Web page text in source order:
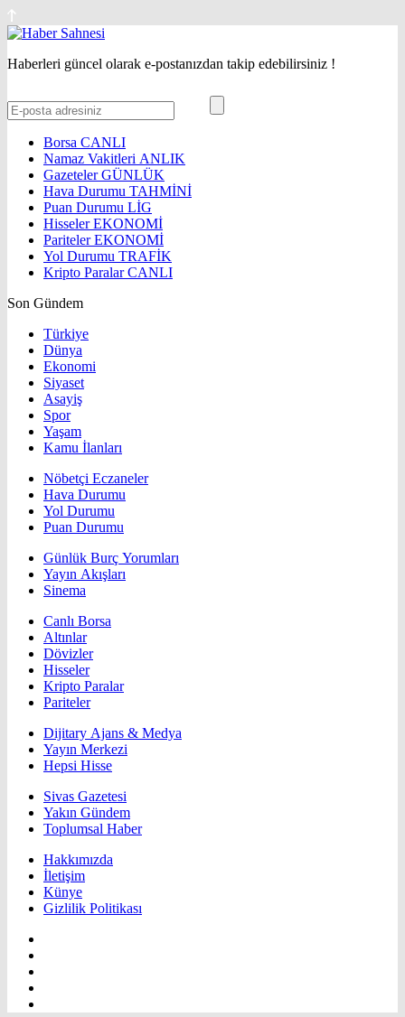
Haberleri güncel olarak e-postanızdan takip edebilirsiniz !
Borsa CANLI
Namaz Vakitleri ANLIK
GazetelerGÜNLÜK
Hava Durumu TAHMİNİ
Puan Durumu LİG
HisselerEKONOMİ
ParitelerEKONOMİ
Yol Durumu TRAFİK
Kripto ParalarCANLI
Son Gündem
Türkiye
Dünya
Ekonomi
Siyaset
Asayiş
Spor
Yaşam
Kamu İlanları
Nöbetçi Eczaneler
Hava Durumu
Yol Durumu
Puan Durumu
Günlük Burç Yorumları
Yayın Akışları
Sinema
Canlı Borsa
Altınlar
Dövizler
Hisseler
Kripto Paralar
Pariteler
Dijitary Ajans & Medya
Yayın Merkezi
Hepsi Hisse
Sivas Gazetesi
Yakın Gündem
Toplumsal Haber
Hakkımızda
İletişim
Künye
Gizlilik Politikası